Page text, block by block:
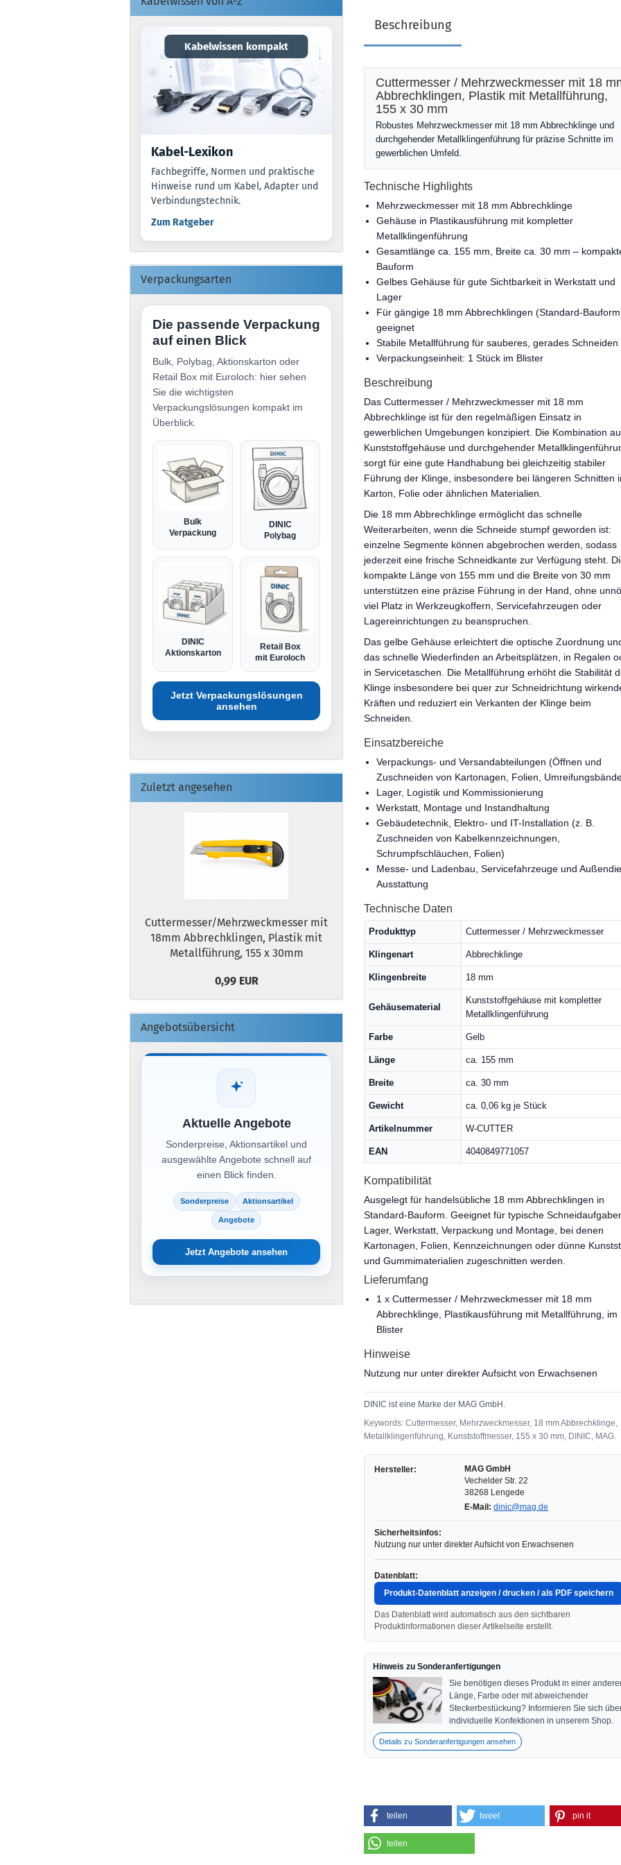
Beschreibung
Cuttermesser / Mehrzweckmesser mit 18
Abbrechklingen, Plastik mit Metallführung,
155 x 30 mm
Robustes Mehrzweckmesser mit 18 mm Abbrechklinge und
durchgehender Metallklingenführung für präzise Schnitte im
gewerblichen Umfeld.
Technische Highlights
Mehrzweckmesser mit 18 mm Abbrechklinge
Gehäuse in Plastikausführung mit kompletter
Metallklingenführung
Gesamtlänge ca. 155 mm, Breite ca. 30 mm –
Bauform
Gelbes Gehäuse für gute Sichtbarkeit in Werkstatt und
Lager
Für gängige 18 mm Abbrechklingen (Standard-
geeignet
Stabile Metallführung für sauberes, gerades Schneiden
Verpackungseinheit: 1 Stück im Blister
Beschreibung
Das Cuttermesser / Mehrzweckmesser mit 18 mm
Abbrechklinge ist für den regelmäßigen Einsatz in
gewerblichen Umgebungen konzipiert. Die Kombination
Kunststoffgehäuse und durchgehender
sorgt für eine gute Handhabung bei gleichzeitig stabiler
Führung der Klinge, insbesondere bei längeren Schnitten
Karton, Folie oder ähnlichen Materialien.
Die 18 mm Abbrechklinge ermöglicht das schnelle
Weiterarbeiten, wenn die Schneide stumpf geworden ist:
einzelne Segmente können abgebrochen werden, sodass
jederzeit eine frische Schneidkante zur Verfügung steht.
kompakte Länge von 155 mm und die Breite von 30 mm
unterstützen eine präzise Führung in der Hand, ohne
viel Platz in Werkzeugkoffern, Servicefahrzeugen oder
Lagereinrichtungen zu beanspruchen.
Das gelbe Gehäuse erleichtert die optische Zuordnung
das schnelle Wiederfinden an Arbeitsplätzen, in Regalen
in Servicetaschen. Die Metallführung erhöht die Stabilität
Klinge insbesondere bei quer zur Schneidrichtung
Kräften und reduziert ein Verkanten der Klinge beim
Schneiden.
Einsatzbereiche
Verpackungs- und Versandabteilungen (Öffnen und
Zuschneiden von Kartonagen, Folien,
Lager, Logistik und Kommissionierung
Werkstatt, Montage und Instandhaltung
Gebäudetechnik, Elektro- und IT-Installation (z. B.
Zuschneiden von Kabelkennzeichnungen,
Schrumpfschläuchen, Folien)
Messe- und Ladenbau, Servicefahrzeuge und
Ausstattung
Technische Daten
Produkttyp Cuttermesser / Mehrzweckmesser
Klingenart Abbrechklinge
Klingenbreite 18 mm
Gehäusematerial
Kunststoffgehäuse mit kompletter
Metallklingenführung
Farbe Gelb
Länge ca. 155 mm
Breite ca. 30 mm
Gewicht ca. 0,06 kg je Stück
Artikelnummer W-CUTTER
EAN 4040849771057
Kompatibilität
Ausgelegt für handelsübliche 18 mm Abbrechklingen in
Standard-Bauform. Geeignet für typische
Lager, Werkstatt, Verpackung und Montage, bei denen
Kartonagen, Folien, Kennzeichnungen oder dünne
und Gummimaterialien zugeschnitten werden.
Lieferumfang
1 x Cuttermesser / Mehrzweckmesser mit 18 mm
Abbrechklinge, Plastikausführung mit Metallführung, im
Blister
Hinweise
Nutzung nur unter direkter Aufsicht von Erwachsenen
DINIC ist eine Marke der MAG GmbH.
Keywords: Cuttermesser, Mehrzweckmesser, 18 mm Abbrechklinge,
Metallklingenführung, Kunststoffmesser, 155 x 30 mm, DINIC, MAG.
Hersteller:
MAG GmbH
Vechelder Str. 22
38268 Lengede
E-Mail: dinic@mag.de
Sicherheitsinfos:
Nutzung nur unter direkter Aufsicht von Erwachsenen
Datenblatt:
Produkt-Datenblatt anzeigen / drucken / als PDF speichern
Das Datenblatt wird automatisch aus den sichtbaren
Produktinformationen dieser Artikelseite erstellt.
Hinweis zu Sonderanfertigungen
Sie benötigen dieses Produkt in einer
Länge, Farbe oder mit abweichender
Steckerbestückung? Informieren Sie sich
individuelle Konfektionen in unserem Shop.
Details zu Sonderanfertigungen ansehen
teilen tweet pin it
teilen
Kabelwissen kompakt
Kabel-Lexikon
Fachbegriffe, Normen und praktische
Hinweise rund um Kabel, Adapter und
Verbindungstechnik.
Zum Ratgeber
Verpackungsarten
Die passende Verpackung
auf einen Blick
Bulk, Polybag, Aktionskarton oder
Retail Box mit Euroloch: hier sehen
Sie die wichtigsten
Verpackungslösungen kompakt im
Überblick.
Bulk
Verpackung
DINIC
Polybag
DINIC
Aktionskarton
Retail Box
mit Euroloch
Jetzt Verpackungslösungen
ansehen
Zuletzt angesehen
Cuttermesser/Mehrzweckmesser mit
18mm Abbrechklingen, Plastik mit
Metallführung, 155 x 30mm
0,99 EUR
Angebotsübersicht
Aktuelle Angebote
Sonderpreise, Aktionsartikel und
ausgewählte Angebote schnell auf
einen Blick finden.
Sonderpreise Aktionsartikel
Angebote
Jetzt Angebote ansehen